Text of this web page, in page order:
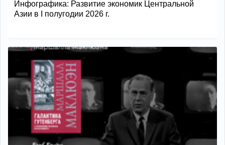
Инфографика: Развитие экономик Центральной
Азии в I полугодии 2026 г.